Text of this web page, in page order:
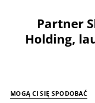
Partner
Holding,
MOGĄ CI SIĘ SPODOBAĆ